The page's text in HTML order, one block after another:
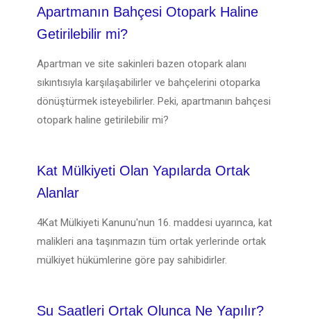
Apartmanın Bahçesi Otopark Haline
Getirilebilir mi?
Apartman ve site sakinleri bazen otopark alanı
sıkıntısıyla karşılaşabilirler ve bahçelerini otoparka
dönüştürmek isteyebilirler. Peki, apartmanın bahçesi
otopark haline getirilebilir mi?
Kat Mülkiyeti Olan Yapılarda Ortak
Alanlar
4Kat Mülkiyeti Kanunu'nun 16. maddesi uyarınca, kat
malikleri ana taşınmazın tüm ortak yerlerinde ortak
mülkiyet hükümlerine göre pay sahibidirler.
Su Saatleri Ortak Olunca Ne Yapılır?